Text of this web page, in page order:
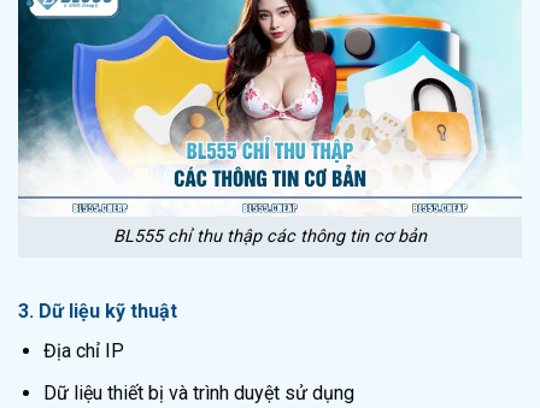
BL555 chỉ thu thập các thông tin cơ bản
3. Dữ liệu kỹ thuật
Địa chỉ IP
Dữ liệu thiết bị và trình duyệt sử dụng